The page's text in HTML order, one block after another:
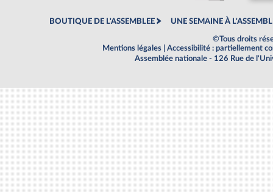
BOUTIQUE DE L'ASSEMBLEE UNE SEMAINE À
©Tous droits
Mentions légales
Accessibilité : partiellement
Assemblée nationale - 126 Rue de